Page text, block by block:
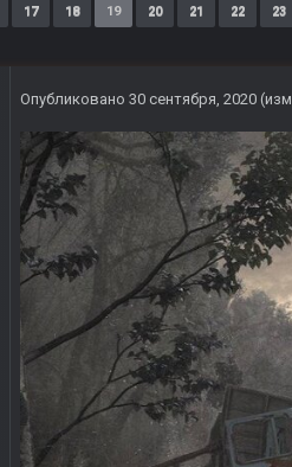
17 18 19 20 21 22 23
Опубликовано 30 сентября, 2020